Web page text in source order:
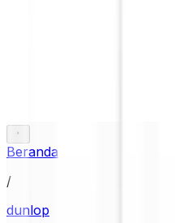
Beranda
/
dunlop